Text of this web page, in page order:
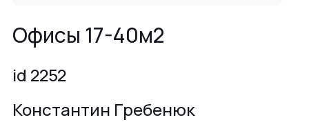
Офисы 17-40м2
id 2252
Константин Гребенюк